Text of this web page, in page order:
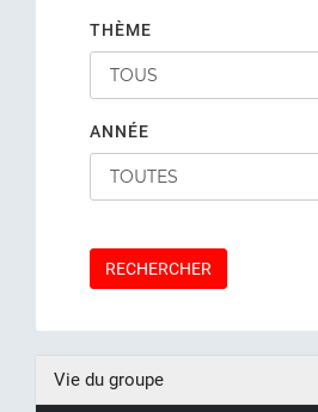
THÈME
ANNÉE
RECHERCHER
Vie du groupe